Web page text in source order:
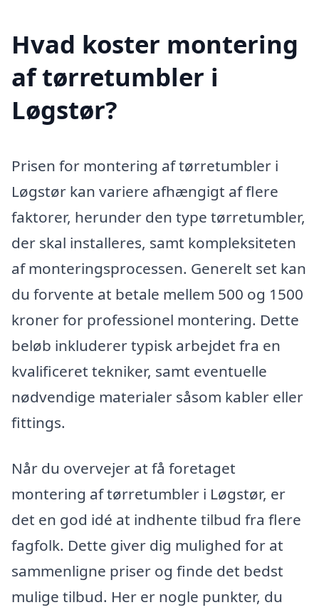
Hvad koster montering
af tørretumbler i
Løgstør?
Prisen for montering af tørretumbler i
Løgstør kan variere afhængigt af flere
faktorer, herunder den type tørretumbler,
der skal installeres, samt kompleksiteten
af monteringsprocessen. Generelt set kan
du forvente at betale mellem 500 og 1500
kroner for professionel montering. Dette
beløb inkluderer typisk arbejdet fra en
kvalificeret tekniker, samt eventuelle
nødvendige materialer såsom kabler eller
fittings.
Når du overvejer at få foretaget
montering af tørretumbler i Løgstør, er
det en god idé at indhente tilbud fra flere
fagfolk. Dette giver dig mulighed for at
sammenligne priser og finde det bedst
mulige tilbud. Her er nogle punkter, du